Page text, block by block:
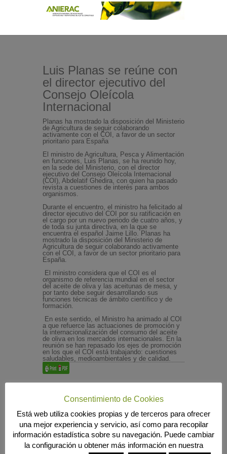
Luis Planas se reúne con
el director ejecutivo del
Consejo Oleícola
Internacional
Planas ha mostrado la disposición del Ministerio
de Agricultura de seguir colaborando
activamente con el COI, a favor de un sector
prioritario para España
El ministro de Agricultura, Pesca y Alimentación
en funciones, Luis Planas, se ha reunido hoy,
en la sede del Ministerio, con el director
ejecutivo del Consejo Oleícola Internacional
(COI), Abdelatif Ghedira, con quien ha pasado
revista a cuestiones de interés para ambos
organismos.
Durante el encuentro, el ministro ha felicitado al
director ejecutivo del COI por su ratificación en
el cargo por un nuevo periodo de cuatro años, y
de toda su junta directiva, en la que se
encuentra el español Jaime Lillo. Planas ha
mostrado la disposición del Ministerio de
Agricultura de seguir colaborando activamente
con el COI, a favor de un sector prioritario para
España.
El ministro considera que el COI es el
organismo de referencia mundial en el sector
del aceite de oliva y las aceitunas de mesa, y
por tanto debe seguir desarrollando sus
funciones técnicas de ámbito científico y de
formación.
En este sentido, el Ministro ha animado al COI
a que refuerce las actuaciones de promoción y
la internacionalización del consumo del aceite
de oliva en los mercados internacionales. En la
reunión se han repasado los ejes de promoción
en los que el COI está trabajando: cuestiones
saludables, medioambientales y de calidad.
Búsqueda
MENÚ PRINCIPAL
Consentimiento de Cookies
Está web utiliza cookies propias y de terceros para ofrecer
una mejor experiencia y servicio, así como para recopilar
información estadística sobre su navegación. Puede cambiar
la configuración u obtener más información en nuestra